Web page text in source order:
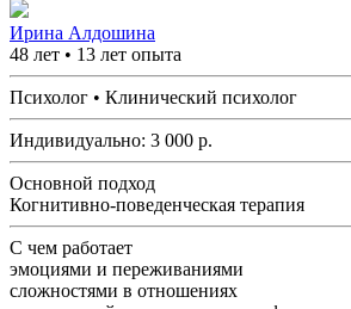
Ирина Алдошина
48 лет • 13 лет опыта
Психолог • Клинический психолог
Индивидуально: 3 000 р.
Основной подход
Когнитивно-поведенческая терапия
С чем работает
эмоциями и переживаниями
сложностями в отношениях